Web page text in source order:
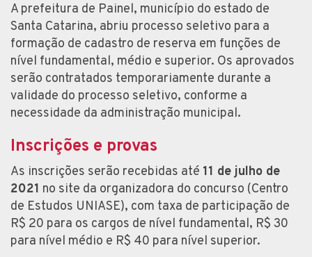
A prefeitura de Painel, município do estado de
Santa Catarina, abriu processo seletivo para a
formação de cadastro de reserva em funções de
nível fundamental, médio e superior. Os aprovados
serão contratados temporariamente durante a
validade do processo seletivo, conforme a
necessidade da administração municipal.
Inscrições e provas
As inscrições serão recebidas até 11 de julho de
2021 no site da organizadora do concurso (Centro
de Estudos UNIASE), com taxa de participação de
R$ 20 para os cargos de nível fundamental, R$ 30
para nível médio e R$ 40 para nível superior.